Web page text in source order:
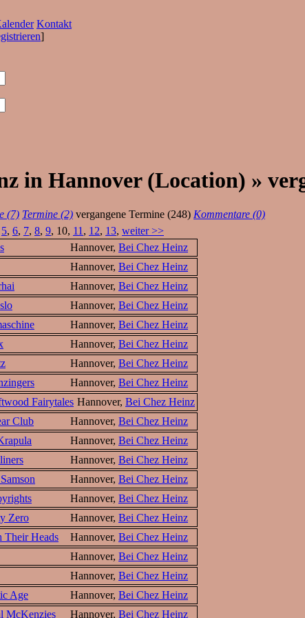
Kontakt
]
in Hannover (Location) »
(7) Termine (2) vergangene Termine (248) Kommentare (0)
5, 6, 7, 8, 9, 10, 11 , 12, 13, weiter >>
Hannover, Bei Chez Heinz
Hannover, Bei Chez Heinz
Hannover, Bei Chez Heinz
Hannover, Bei Chez Heinz
Hannover, Bei Chez Heinz
Hannover, Bei Chez Heinz
Hannover, Bei Chez Heinz
Hannover, Bei Chez Heinz
Fairytales Hannover, Bei Chez Heinz
Club Hannover, Bei Chez Heinz
Hannover, Bei Chez Heinz
Hannover, Bei Chez Heinz
Hannover, Bei Chez Heinz
Hannover, Bei Chez Heinz
Zero Hannover, Bei Chez Heinz
Their Heads Hannover, Bei Chez Heinz
Hannover, Bei Chez Heinz
Hannover, Bei Chez Heinz
Age Hannover, Bei Chez Heinz
McKenzies Hannover, Bei Chez Heinz